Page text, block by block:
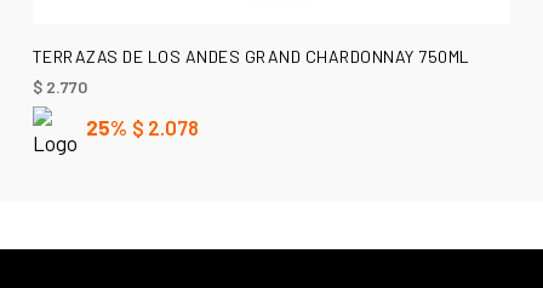
AÑADIR AL CARRITO
TERRAZAS DE LOS ANDES GRAND CHARDONNAY 750ML
$2.770
25% $ 2.078